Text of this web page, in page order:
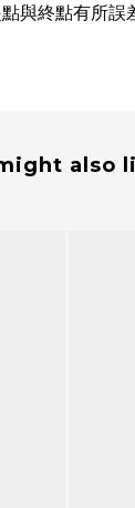
與終點有所誤
also